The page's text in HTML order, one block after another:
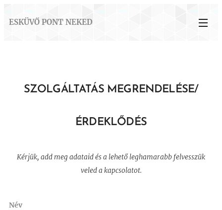
ESKÜVŐ PONT NEKED
SZOLGÁLTATÁS MEGRENDELÉSE/
ÉRDEKLŐDÉS
Kérjük, add meg adataid és a lehető leghamarabb felvesszük
veled a kapcsolatot.
Név